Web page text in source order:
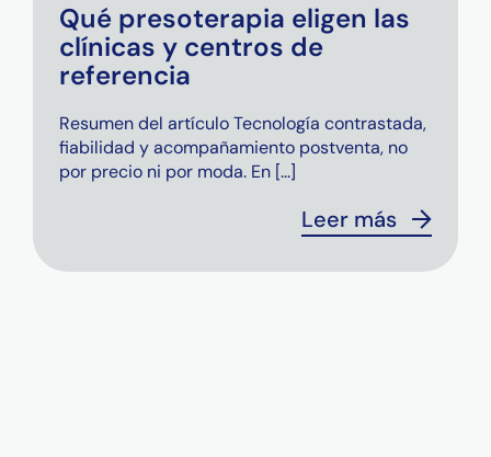
Qué presoterapia eligen las
clínicas y centros de
referencia
Resumen del artículo Tecnología contrastada,
fiabilidad y acompañamiento postventa, no
por precio ni por moda. En [...]
Leer más